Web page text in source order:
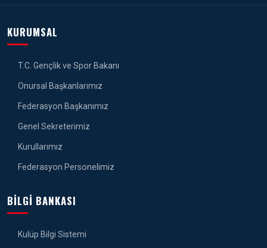
KURUMSAL
T.C. Gençlik ve Spor Bakanı
Onursal Başkanlarımız
Federasyon Başkanımız
Genel Sekreterimiz
Kurullarımız
Federasyon Personelimiz
BILGI BANKASI
Kulüp Bilgi Sistemi